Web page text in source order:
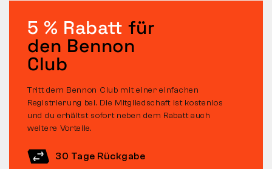
5 % Rabatt für
den Bennon
Club
Tritt dem Bennon Club mit einer einfachen
Registrierung bei. Die Mitgliedschaft ist kostenlos
und du erhältst sofort neben dem Rabatt auch
weitere Vorteile.
30 Tage Rückgabe